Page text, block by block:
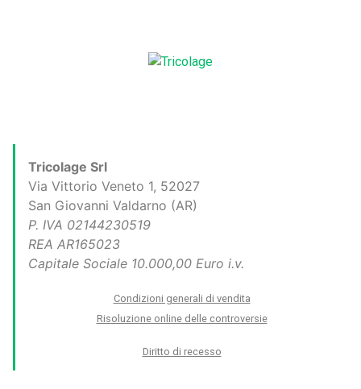
Tricolage Srl
Via Vittorio Veneto 1, 52027
San Giovanni Valdarno (AR)
P. IVA 02144230519
REA AR165023
Capitale Sociale 10.000,00 Euro i.v.
Condizioni generali di vendita
Risoluzione online delle controversie
Diritto di recesso